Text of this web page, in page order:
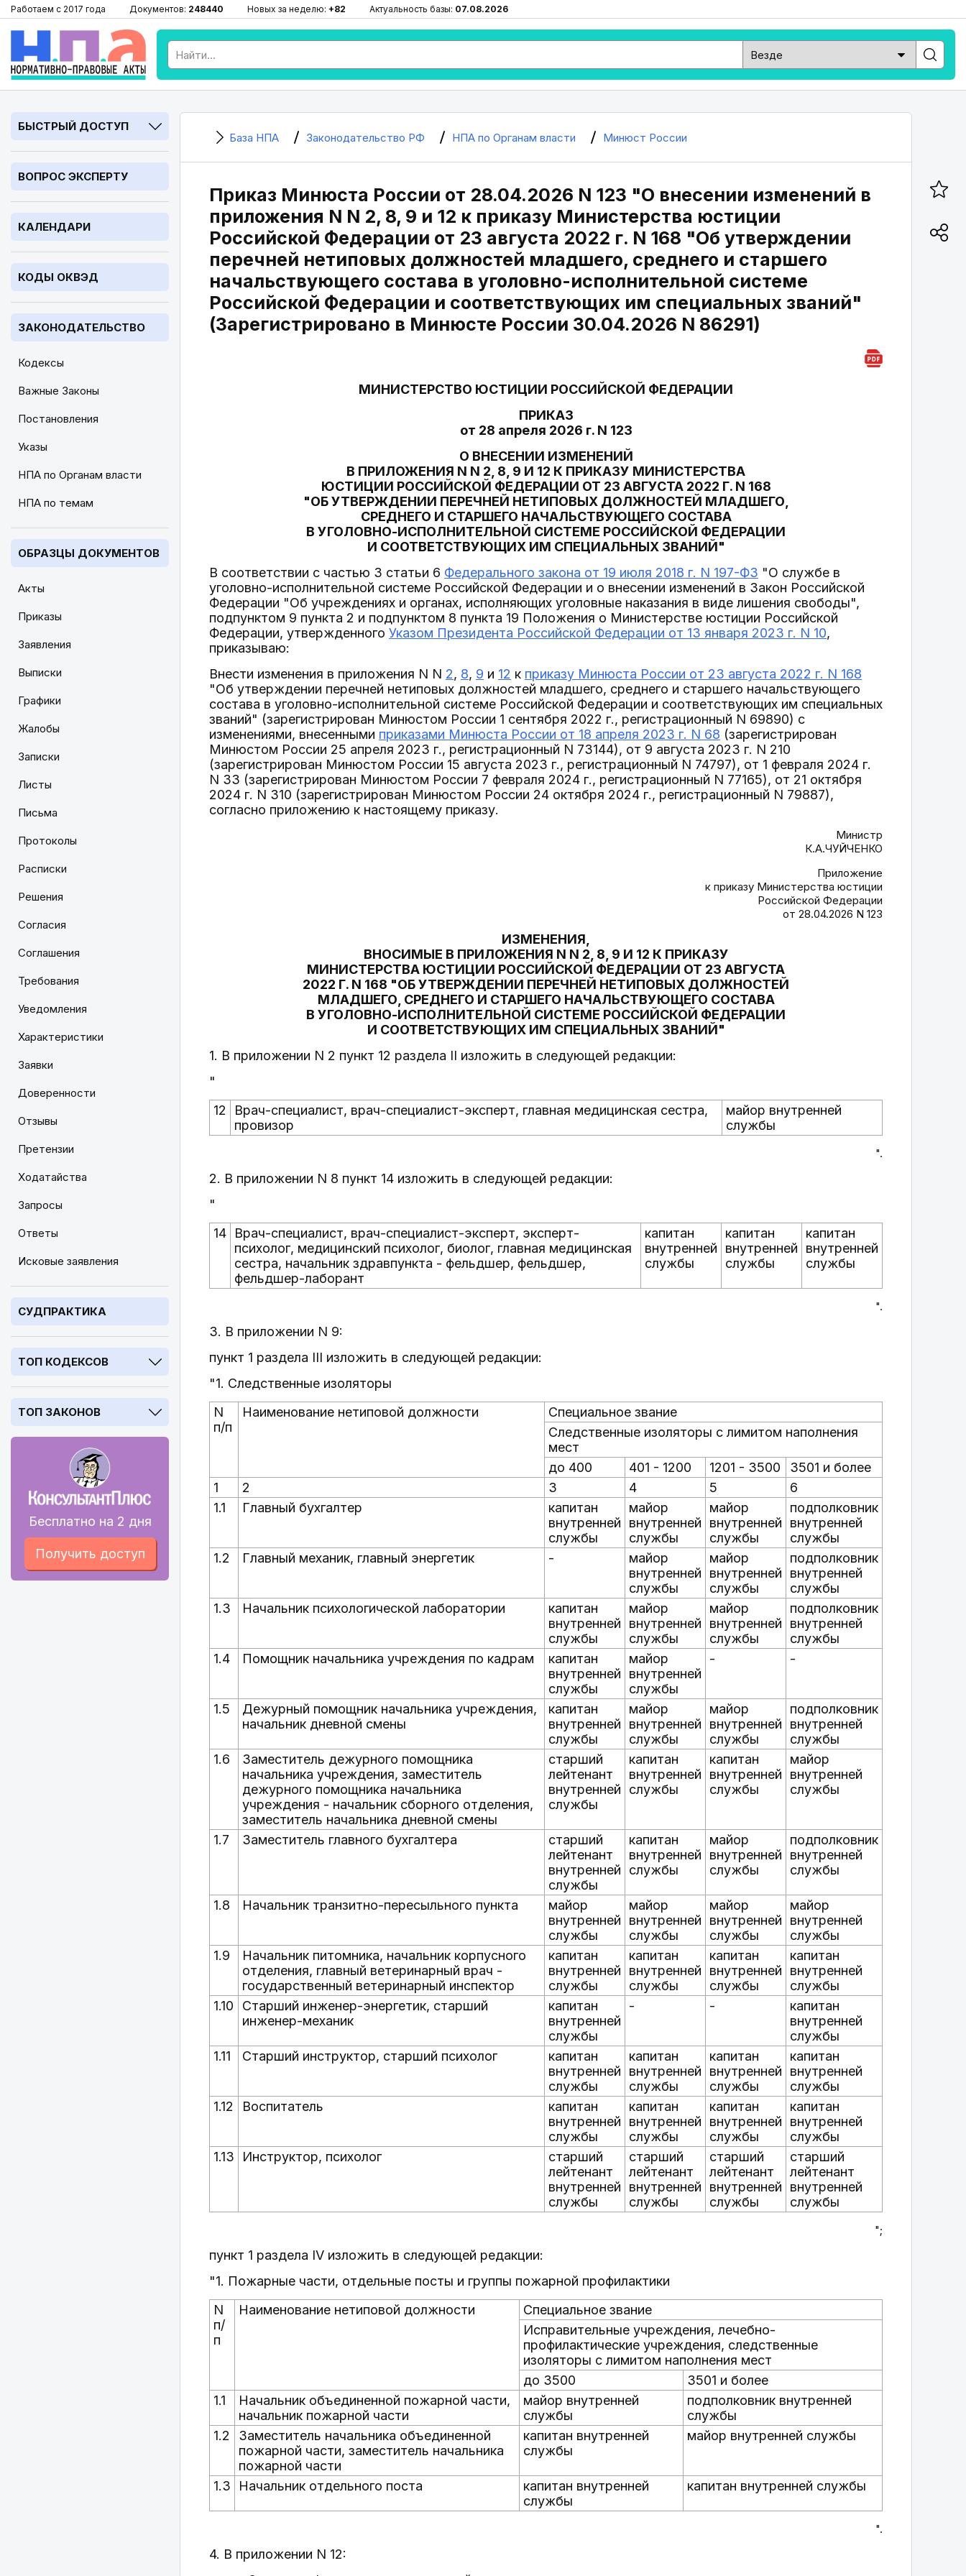
Работаем с 2017 года Документов: 248440 Новых за неделю: +82 Актуальность базы: 07.08.2026
БЫСТРЫЙ ДОСТУП
ВОПРОС ЭКСПЕРТУ
КАЛЕНДАРИ
КОДЫ ОКВЭД
ЗАКОНОДАТЕЛЬСТВО
Кодексы
Важные Законы
Постановления
Указы
НПА по Органам власти
НПА по темам
ОБРАЗЦЫ ДОКУМЕНТОВ
Акты
Приказы
Заявления
Выписки
Графики
Жалобы
Записки
Листы
Письма
Протоколы
Расписки
Решения
Согласия
Соглашения
Требования
Уведомления
Характеристики
Заявки
Доверенности
Отзывы
Претензии
Ходатайства
Запросы
Ответы
Исковые заявления
СУДПРАКТИКА
ТОП КОДЕКСОВ
ТОП ЗАКОНОВ
Бесплатно на 2 дня
Получить доступ
База НПА Законодательство РФ НПА по Органам власти Минюст России
Приказ Минюста России от 28.04.2026 N 123 "О внесении изменений в
приложения N N 2, 8, 9 и 12 к приказу Министерства юстиции
Российской Федерации от 23 августа 2022 г. N 168 "Об утверждении
перечней нетиповых должностей младшего, среднего и старшего
начальствующего состава в уголовно-исполнительной системе
Российской Федерации и соответствующих им специальных званий"
(Зарегистрировано в Минюсте России 30.04.2026 N 86291)
МИНИСТЕРСТВО ЮСТИЦИИ РОССИЙСКОЙ ФЕДЕРАЦИИ
ПРИКАЗ
от 28 апреля 2026 г. N 123
О ВНЕСЕНИИ ИЗМЕНЕНИЙ
В ПРИЛОЖЕНИЯ N N 2, 8, 9 И 12 К ПРИКАЗУ МИНИСТЕРСТВА
ЮСТИЦИИ РОССИЙСКОЙ ФЕДЕРАЦИИ ОТ 23 АВГУСТА 2022 Г. N 168
"ОБ УТВЕРЖДЕНИИ ПЕРЕЧНЕЙ НЕТИПОВЫХ ДОЛЖНОСТЕЙ МЛАДШЕГО,
СРЕДНЕГО И СТАРШЕГО НАЧАЛЬСТВУЮЩЕГО СОСТАВА
В УГОЛОВНО-ИСПОЛНИТЕЛЬНОЙ СИСТЕМЕ РОССИЙСКОЙ ФЕДЕРАЦИИ
И СООТВЕТСТВУЮЩИХ ИМ СПЕЦИАЛЬНЫХ ЗВАНИЙ"
В соответствии с частью 3 статьи 6 Федерального закона от 19 июля 2018 г. N 197-ФЗ "О службе в
уголовно-исполнительной системе Российской Федерации и о внесении изменений в Закон Российской
Федерации "Об учреждениях и органах, исполняющих уголовные наказания в виде лишения свободы",
подпунктом 9 пункта 2 и подпунктом 8 пункта 19 Положения о Министерстве юстиции Российской
Федерации, утвержденного Указом Президента Российской Федерации от 13 января 2023 г. N 10,
приказываю:
Внести изменения в приложения N N 2, 8, 9 и 12 к приказу Минюста России от 23 августа 2022 г. N 168
"Об утверждении перечней нетиповых должностей младшего, среднего и старшего начальствующего
состава в уголовно-исполнительной системе Российской Федерации и соответствующих им специальных
званий" (зарегистрирован Минюстом России 1 сентября 2022 г., регистрационный N 69890) с
изменениями, внесенными приказами Минюста России от 18 апреля 2023 г. N 68 (зарегистрирован
Минюстом России 25 апреля 2023 г., регистрационный N 73144), от 9 августа 2023 г. N 210
(зарегистрирован Минюстом России 15 августа 2023 г., регистрационный N 74797), от 1 февраля 2024 г.
N 33 (зарегистрирован Минюстом России 7 февраля 2024 г., регистрационный N 77165), от 21 октября
2024 г. N 310 (зарегистрирован Минюстом России 24 октября 2024 г., регистрационный N 79887),
согласно приложению к настоящему приказу.
Министр
К.А.ЧУЙЧЕНКО
Приложение
к приказу Министерства юстиции
Российской Федерации
от 28.04.2026 N 123
ИЗМЕНЕНИЯ,
ВНОСИМЫЕ В ПРИЛОЖЕНИЯ N N 2, 8, 9 И 12 К ПРИКАЗУ
МИНИСТЕРСТВА ЮСТИЦИИ РОССИЙСКОЙ ФЕДЕРАЦИИ ОТ 23 АВГУСТА
2022 Г. N 168 "ОБ УТВЕРЖДЕНИИ ПЕРЕЧНЕЙ НЕТИПОВЫХ ДОЛЖНОСТЕЙ
МЛАДШЕГО, СРЕДНЕГО И СТАРШЕГО НАЧАЛЬСТВУЮЩЕГО СОСТАВА
В УГОЛОВНО-ИСПОЛНИТЕЛЬНОЙ СИСТЕМЕ РОССИЙСКОЙ ФЕДЕРАЦИИ
И СООТВЕТСТВУЮЩИХ ИМ СПЕЦИАЛЬНЫХ ЗВАНИЙ"
1. В приложении N 2 пункт 12 раздела II изложить в следующей редакции:
"
12
Врач-специалист, врач-специалист-эксперт, главная медицинская сестра,
провизор
майор внутренней
службы
".
2. В приложении N 8 пункт 14 изложить в следующей редакции:
"
14
Врач-специалист, врач-специалист-эксперт, эксперт-
психолог, медицинский психолог, биолог, главная медицинская
сестра, начальник здравпункта - фельдшер, фельдшер,
фельдшер-лаборант
капитан
внутренней
службы
капитан
внутренней
службы
капитан
внутренней
службы
".
3. В приложении N 9:
пункт 1 раздела III изложить в следующей редакции:
"1. Следственные изоляторы
N
п/п
Наименование нетиповой должности
Специальное звание
Следственные изоляторы с лимитом наполнения
мест
до 400
401 - 1200 1201 - 3500
3501 и более
1
2 3 4 5
6
1.1
Главный бухгалтер
капитан
внутренней
службы
майор
внутренней
службы
майор
внутренней
службы
подполковник
внутренней
службы
1.2
Главный механик, главный энергетик -
майор
внутренней
службы
майор
внутренней
службы
подполковник
внутренней
службы
1.3
Начальник психологической лаборатории
капитан
внутренней
службы
майор
внутренней
службы
майор
внутренней
службы
подполковник
внутренней
службы
1.4
Помощник начальника учреждения по кадрам
капитан
внутренней
службы
майор
внутренней
службы
- -
1.5
Дежурный помощник начальника учреждения,
начальник дневной смены
капитан
внутренней
службы
майор
внутренней
службы
майор
внутренней
службы
подполковник
внутренней
службы
1.6
Заместитель дежурного помощника
начальника учреждения, заместитель
дежурного помощника начальника
учреждения - начальник сборного отделения,
заместитель начальника дневной смены
старший
лейтенант
внутренней
службы
капитан
внутренней
службы
капитан
внутренней
службы
майор
внутренней
службы
1.7 Заместитель главного бухгалтера
старший
лейтенант
внутренней
службы
капитан
внутренней
службы
майор
внутренней
службы
подполковник
внутренней
службы
1.8 Начальник транзитно-пересыльного пункта
майор
внутренней
службы
майор
внутренней
службы
майор
внутренней
службы
майор
внутренней
службы
1.9
Начальник питомника, начальник корпусного
отделения, главный ветеринарный врач -
государственный ветеринарный инспектор
капитан
внутренней
службы
капитан
внутренней
службы
капитан
внутренней
службы
капитан
внутренней
службы
1.10
Старший инженер-энергетик, старший
инженер-механик
капитан
внутренней
службы
- -
капитан
внутренней
службы
1.11
Старший инструктор, старший психолог
капитан
внутренней
службы
капитан
внутренней
службы
капитан
внутренней
службы
капитан
внутренней
службы
1.12
Воспитатель
капитан
внутренней
службы
капитан
внутренней
службы
капитан
внутренней
службы
капитан
внутренней
службы
1.13
Инструктор, психолог
старший
лейтенант
внутренней
службы
старший
лейтенант
внутренней
службы
старший
лейтенант
внутренней
службы
старший
лейтенант
внутренней
службы
";
пункт 1 раздела IV изложить в следующей редакции:
"1. Пожарные части, отдельные посты и группы пожарной профилактики
N
п/
п
Наименование нетиповой должности
Специальное звание
Исправительные учреждения, лечебно-
профилактические учреждения, следственные
изоляторы с лимитом наполнения мест
до 3500
3501 и более
1.1
Начальник объединенной пожарной части,
начальник пожарной части
майор внутренней
службы
подполковник внутренней
службы
1.2
Заместитель начальника объединенной
пожарной части, заместитель начальника
пожарной части
капитан внутренней
службы
майор внутренней службы
1.3 Начальник отдельного поста
капитан внутренней
службы
капитан внутренней службы
".
4. В приложении N 12: